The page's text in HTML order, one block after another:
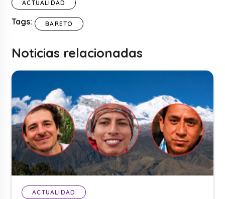
ACTUALIDAD
Tags: BARETO
Noticias relacionadas
ACTUALIDAD